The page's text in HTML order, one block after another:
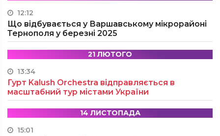
12:12
Що відбувається у Варшавському мікрорайоні
Тернополя у березні 2025
21 ЛЮТОГО
13:34
Гурт Kalush Orchestra відправляється в
масштабний тур містами України
14 ЛИСТОПАДА
15:01